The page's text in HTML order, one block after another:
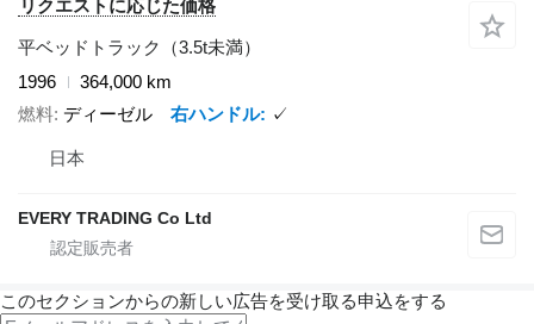
リクエストに応じた価格
平ベッドトラック（3.5t未満）
1996
364,000 km
燃料 ディーゼル 右ハンドル ✓
日本
EVERY TRADING Co Ltd
このセクションからの新しい広告を受け取る申込をする